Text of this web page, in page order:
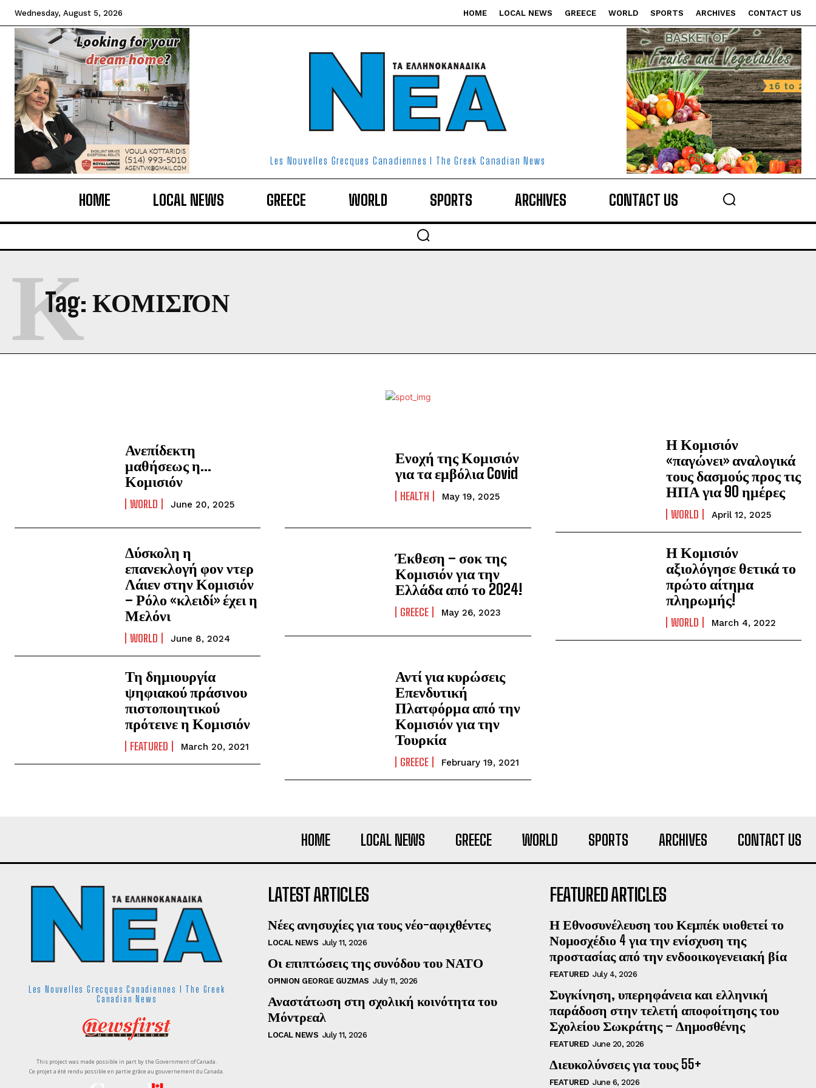
Wednesday, August 5, 2026 HOME LOCAL NEWS GREECE WORLD SPORTS ARCHIVES CONTACT US
Les Nouvelles Grecques Canadiennes I The Greek Canadian News
HOME LOCAL NEWS GREECE WORLD SPORTS ARCHIVES CONTACT US
Tag: ΚΟΜΙΣΙΌΝ
Κ
Ανεπίδεκτη
μαθήσεως η…
Κομισιόν
WORLD June 20, 2025
Ενοχή της Κομισιόν
για τα εμβόλια Covid
HEALTH May 19, 2025
Η Κομισιόν
«παγώνει» αναλογικά
τους δασμούς προς τις
ΗΠΑ για 90 ημέρες
WORLD April 12, 2025
Δύσκολη η
επανεκλογή φον ντερ
Λάιεν στην Κομισιόν
– Ρόλο «κλειδί» έχει η
Μελόνι
WORLD June 8, 2024
Έκθεση – σοκ της
Κομισιόν για την
Ελλάδα από το 2024!
GREECE May 26, 2023
Η Κομισιόν
αξιολόγησε θετικά το
πρώτο αίτημα
πληρωμής!
WORLD March 4, 2022
Τη δημιουργία
ψηφιακού πράσινου
πιστοποιητικού
πρότεινε η Κομισιόν
FEATURED March 20, 2021
Αντί για κυρώσεις
Επενδυτική
Πλατφόρμα από την
Κομισιόν για την
Τουρκία
GREECE February 19, 2021
HOME LOCAL NEWS GREECE WORLD SPORTS ARCHIVES CONTACT US
Les Nouvelles Grecques Canadiennes I The Greek
Canadian News
This project was made possible in part by the Government of Canada.
Ce projet a été rendu possible en partie grâce au gouvernement du Canada.
LATEST ARTICLES
Νέες ανησυχίες για τους νέο-αφιχθέντες
LOCAL NEWS July 11, 2026
Οι επιπτώσεις της συνόδου του ΝΑΤΟ
OPINION GEORGE GUZMAS July 11, 2026
Αναστάτωση στη σχολική κοινότητα του
Μόντρεαλ
LOCAL NEWS July 11, 2026
FEATURED ARTICLES
Η Εθνοσυνέλευση του Κεμπέκ υιοθετεί το
Νομοσχέδιο 4 για την ενίσχυση της
προστασίας από την ενδοοικογενειακή βία
FEATURED July 4, 2026
Συγκίνηση, υπερηφάνεια και ελληνική
παράδοση στην τελετή αποφοίτησης του
Σχολείου Σωκράτης – Δημοσθένης
FEATURED June 20, 2026
Διευκολύνσεις για τους 55+
FEATURED June 6, 2026